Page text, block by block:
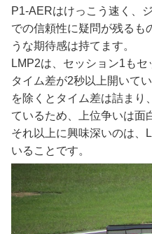
P1-AERはけっこう速く、
での信頼性に疑問が残るも
うな期待感は持てます。
LMP2は、セッション1も
タイム差が2秒以上開いて
を除くとタイム差は詰まり
ているため、上位争いは面
それ以上に興味深いのは、
いることです。